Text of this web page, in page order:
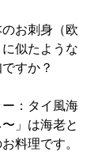
お刺身（欧
似たような
すか？
ー：タイ風海
」は海老と
料理です。